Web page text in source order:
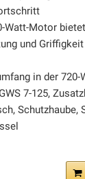
Watt-Motor
und
in der 720-
7-125,
Schutzhaube,